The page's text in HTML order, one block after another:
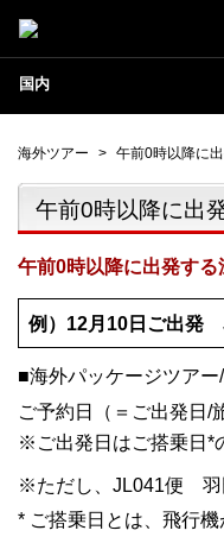
国内
海外ツアー > 午前0時以降に
午前0時以降に出
午前0時以降に出発す
例）12月10日ご出
■海外パッケージツア
ご予約日（＝ご出発日/
※ご出発日はご搭乗日*
※ただし、JL041便 羽
* ご搭乗日とは、飛行機